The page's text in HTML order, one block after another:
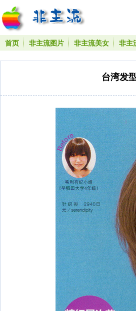
首页 非主流图片 非主流美女 非主
台湾发